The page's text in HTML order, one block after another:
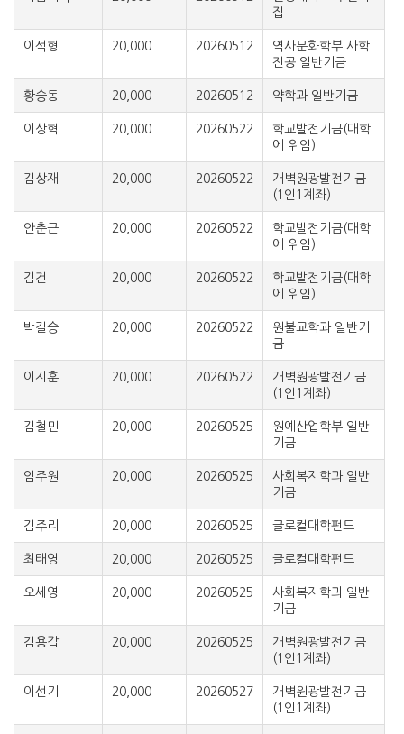
집
이석형 20,000 20260512
역사문화학부 사학
전공 일반기금
황승동 20,000 20260512 약학과 일반기금
이상혁 20,000 20260522
학교발전기금(대학
에 위임)
김상재 20,000 20260522
개벽원광발전기금
(1인1계좌)
안춘근 20,000 20260522
학교발전기금(대학
에 위임)
김건 20,000 20260522
학교발전기금(대학
에 위임)
박길승 20,000 20260522
원불교학과 일반기
금
이지훈 20,000 20260522
개벽원광발전기금
(1인1계좌)
김철민 20,000 20260525
원예산업학부 일반
기금
임주원 20,000 20260525
사회복지학과 일반
기금
김주리 20,000 20260525 글로컬대학펀드
최태영 20,000 20260525 글로컬대학펀드
오세영 20,000 20260525
사회복지학과 일반
기금
김용갑 20,000 20260525
개벽원광발전기금
(1인1계좌)
이선기 20,000 20260527
개벽원광발전기금
(1인1계좌)